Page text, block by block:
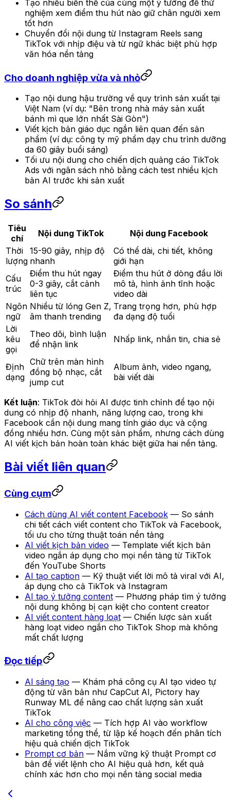
Tạo nhiều biến thể của cùng một ý tưởng để thử
nghiệm xem điểm thu hút nào giữ chân người xem
tốt hơn
Chuyển đổi nội dung từ Instagram Reels sang
TikTok với nhịp điệu và từ ngữ khác biệt phù hợp
văn hóa nền tảng
Cho doanh nghiệp vừa và nhỏ
Tạo nội dung hậu trường về quy trình sản xuất tại
Việt Nam (ví dụ: "Bên trong nhà máy sản xuất
bánh mì que lớn nhất Sài Gòn")
Viết kịch bản giáo dục ngắn liên quan đến sản
phẩm (ví dụ: công ty mỹ phẩm dạy chu trình dưỡng
da 60 giây buổi sáng)
Tối ưu nội dung cho chiến dịch quảng cáo TikTok
Ads với ngân sách nhỏ bằng cách test nhiều kịch
bản AI trước khi sản xuất
So sánh
Tiêu
chí
Nội dung TikTok
Nội dung Facebook
Thời
lượng
15-90 giây, nhịp độ
nhanh
Có thể dài, chi tiết, không
giới hạn
Cấu
trúc
Điểm thu hút ngay
0-3 giây, cắt cảnh
liên tục
Điểm thu hút ở dòng đầu lời
mô tả, hình ảnh tĩnh hoặc
video dài
Ngôn
ngữ
Nhiều từ lóng Gen Z,
âm thanh trending
Trang trọng hơn, phù hợp
đa dạng độ tuổi
Lời
kêu
gọi
Theo dõi, bình luận
để nhận link
Nhấp link, nhắn tin, chia sẻ
Định
dạng
Chữ trên màn hình
đồng bộ nhạc, cắt
jump cut
Album ảnh, video ngang,
bài viết dài
Kết luận: TikTok đòi hỏi AI được tinh chỉnh để tạo nội
dung có nhịp độ nhanh, năng lượng cao, trong khi
Facebook cần nội dung mang tính giáo dục và cộng
đồng nhiều hơn. Cùng một sản phẩm, nhưng cách dùng
AI viết kịch bản hoàn toàn khác biệt giữa hai nền tảng.
Bài viết liên quan
Cùng cụm
Cách dùng AI viết content Facebook — So sánh
chi tiết cách viết content cho TikTok và Facebook,
tối ưu cho từng thuật toán nền tảng
AI viết kịch bản video — Template viết kịch bản
video ngắn áp dụng cho mọi nền tảng từ TikTok
đến YouTube Shorts
AI tạo caption — Kỹ thuật viết lời mô tả viral với AI,
áp dụng cho cả TikTok và Instagram
AI tạo ý tưởng content — Phương pháp tìm ý tưởng
nội dung không bị cạn kiệt cho content creator
AI viết content hàng loạt — Chiến lược sản xuất
hàng loạt video ngắn cho TikTok Shop mà không
mất chất lượng
Đọc tiếp
AI sáng tạo — Khám phá công cụ AI tạo video tự
động từ văn bản như CapCut AI, Pictory hay
Runway ML để nâng cao chất lượng sản xuất
TikTok
AI cho công việc — Tích hợp AI vào workflow
marketing tổng thể, từ lập kế hoạch đến phân tích
hiệu quả chiến dịch TikTok
Prompt cơ bản — Nắm vững kỹ thuật Prompt cơ
bản để viết lệnh cho AI hiệu quả hơn, kết quả
chính xác hơn cho mọi nền tảng social media